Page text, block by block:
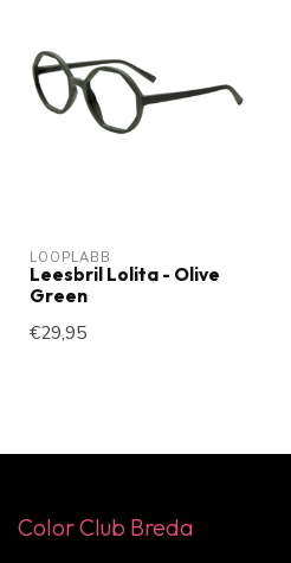
LOOPLABB
Leesbril Lolita - Olive
Green
€29,95
Color Club Breda